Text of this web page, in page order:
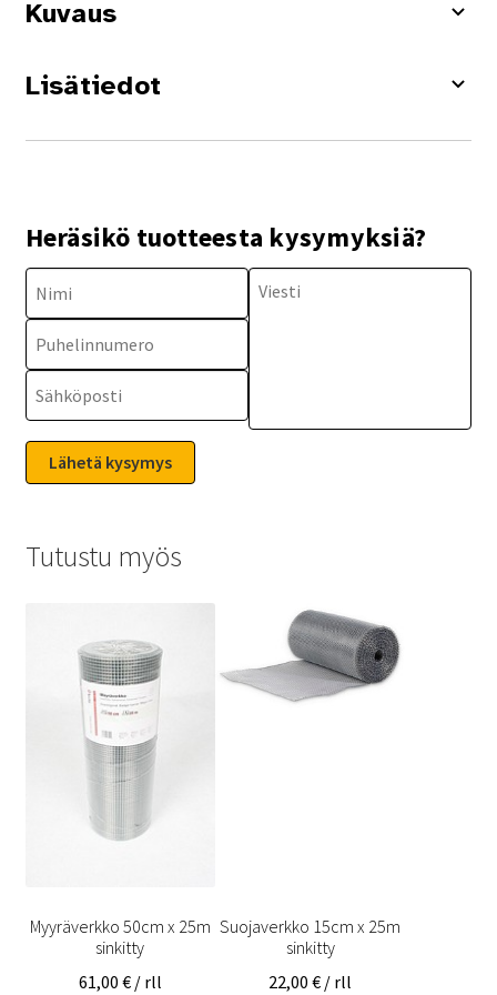
Kuvaus
Lisätiedot
Heräsikö tuotteesta kysymyksiä?
Tutustu myös
Myyräverkko 50cm x 25m
sinkitty
61,00 € / rll
Suojaverkko 15cm x 25m
sinkitty
22,00€ / rll